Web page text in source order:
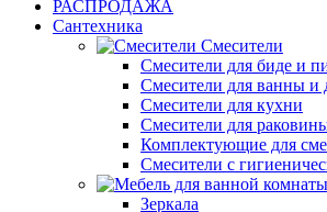
РАСПРОДАЖА
Сантехника
Смесители
Смесители для биде и
Смесители для ванны и
Смесители для кухни
Смесители для
Комплектующие для
Смесители с
Зеркала